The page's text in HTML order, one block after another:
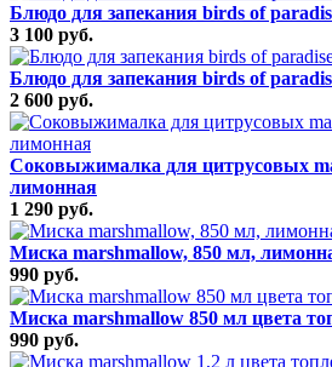
Блюдо для запекания birds of
3 100 руб.
Блюдо для запекания birds of
2 600 руб.
Соковыжималка для цитрусовых
лимонная
1 290 руб.
Миска marshmallow, 850 мл,
990 руб.
Миска marshmallow 850 мл цвета
990 руб.